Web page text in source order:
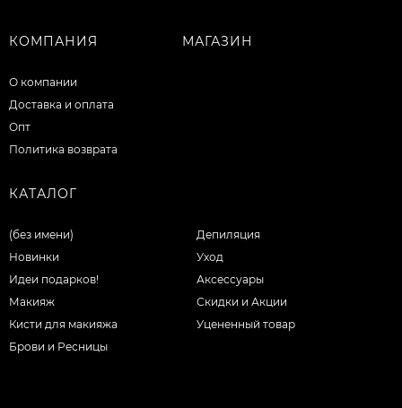
КОМПАНИЯ
О компании
Доставка и оплата
Опт
Политика возврата
МАГАЗИН
КАТАЛОГ
(без имени)
Новинки
Идеи подарков!
Макияж
Кисти для макияжа
Брови и Ресницы
Депиляция
Уход
Аксессуары
Скидки и Акции
Уцененный товар